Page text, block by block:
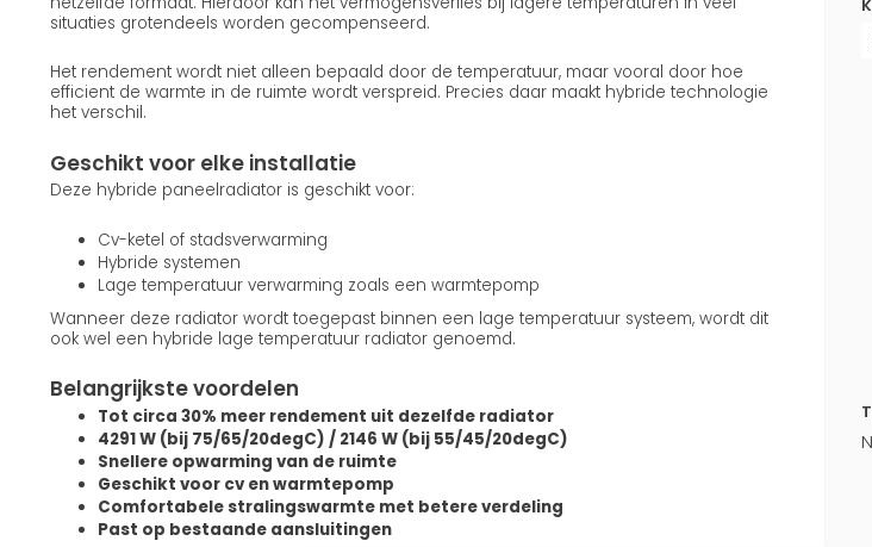
situaties grotendeels worden gecompenseerd.
Het rendement wordt niet alleen bepaald door de temperatuur, maar vooral door hoe
efficient de warmte in de ruimte wordt verspreid. Precies daar maakt hybride technologie
het verschil.
Geschikt voor elke installatie
Deze hybride paneelradiator is geschikt voor:
Cv-ketel of stadsverwarming
Hybride systemen
Lage temperatuur verwarming zoals een warmtepomp
Wanneer deze radiator wordt toegepast binnen een lage temperatuur systeem, wordt dit
ook wel een hybride lage temperatuur radiator genoemd.
Belangrijkste voordelen
Tot circa 30% meer rendement uit dezelfde radiator
4291 W (bij 75/65/20degC) / 2146 W (bij 55/45/20degC)
Snellere opwarming van de ruimte
Geschikt voor cv en warmtepomp
Comfortabele stralingswarmte met betere verdeling
Past op bestaande aansluitingen